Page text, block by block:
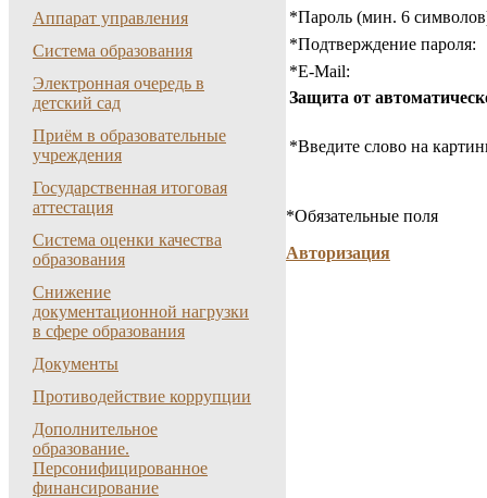
Аппарат управления
Система образования
Электронная очередь в
детский сад
Приём в образовательные
учреждения
Государственная итоговая
аттестация
Система оценки качества
образования
Снижение
документационной нагрузки
в сфере образования
Документы
Противодействие коррупции
Дополнительное
образование.
Персонифицированное
финансирование
*Пароль (мин. 6
*Подтверждение пароля:
*E-Mail:
Защита от
*Введите слово на
*Обязательные поля
Авторизация